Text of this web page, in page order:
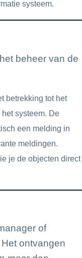
systeem.
beheer van de
betrekking tot het
systeem. De
een melding in
meldingen.
je de objecten direct
of
ontvangen